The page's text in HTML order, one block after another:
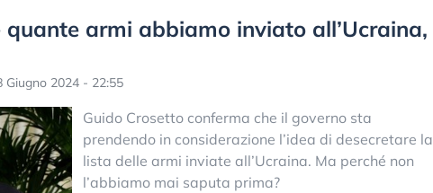
quante armi abbiamo inviato all’Ucraina,
Giugno 2024 - 22:55
Guido Crosetto conferma che il governo sta
prendendo in considerazione l’idea di desecretare la
lista delle armi inviate all’Ucraina. Ma perché non
l’abbiamo mai saputa prima?